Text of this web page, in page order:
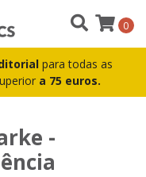
para todas as
a 75 euros.
0
-